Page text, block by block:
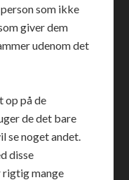
som ikke
giver dem
udenom det
op på de
de det bare
se noget andet.
disse
rigtig mange